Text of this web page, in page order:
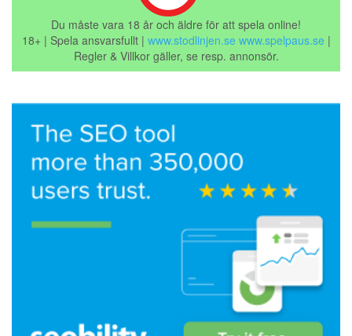
Du måste vara 18 år och äldre för att spela online!
18+ | Spela ansvarsfullt | www.stodlinjen.se www.spelpaus.se |
Regler & Villkor gäller, se resp. annonsör.